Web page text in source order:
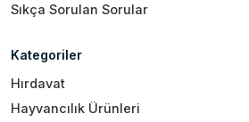
Sıkça Sorulan Sorular
Kategoriler
Hırdavat
Hayvancılık Ürünleri